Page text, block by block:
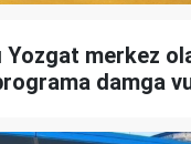
merkez
damga